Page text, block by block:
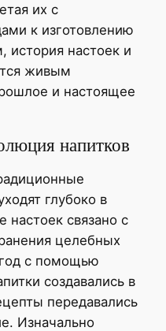
их с
к изготовлению
история настоек и
живым
и настоящее
напитков
глубоко в
связано с
целебных
с помощью
создавались в
передавались
Изначально